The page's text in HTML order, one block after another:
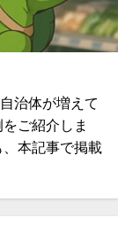
治体が増えて
ご紹介しま
本記事で掲載